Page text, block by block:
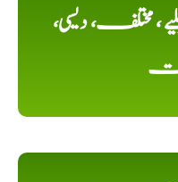
، مختلف، دیسی،